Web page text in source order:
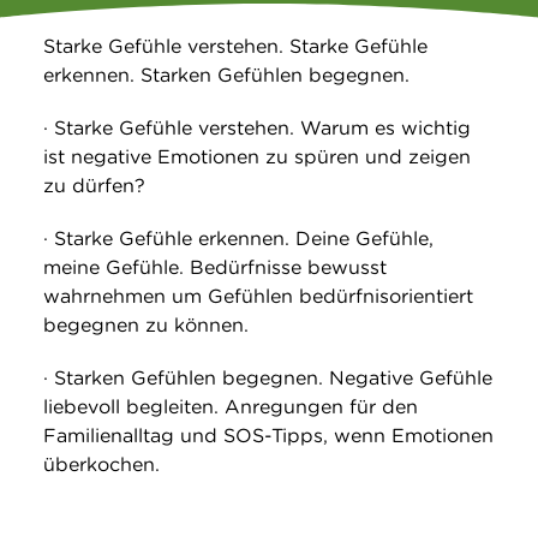
Über uns
Suche
Starke Gefühle verstehen. Starke Gefühle
erkennen. Starken Gefühlen begegnen.
· Starke Gefühle verstehen. Warum es wichtig
ist negative Emotionen zu spüren und zeigen
zu dürfen?
· Starke Gefühle erkennen. Deine Gefühle,
meine Gefühle. Bedürfnisse bewusst
wahrnehmen um Gefühlen bedürfnisorientiert
begegnen zu können.
· Starken Gefühlen begegnen. Negative Gefühle
liebevoll begleiten. Anregungen für den
Familienalltag und SOS-Tipps, wenn Emotionen
überkochen.